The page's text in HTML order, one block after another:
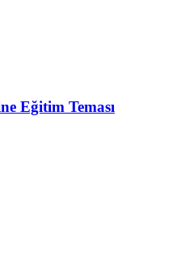
Eğitim Teması